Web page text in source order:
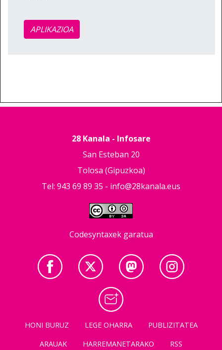
APLIKAZIOA
28 Kanala - Infosare
San Esteban 20
Tolosa (Gipuzkoa)
Tel: 943 69 89 35 - info@28kanala.eus
Codesyntaxek garatua
HONI BURUZ LEGE OHARRA
PUBLIZITATEA
ARAUAK
HARREMANETARAKO RSS